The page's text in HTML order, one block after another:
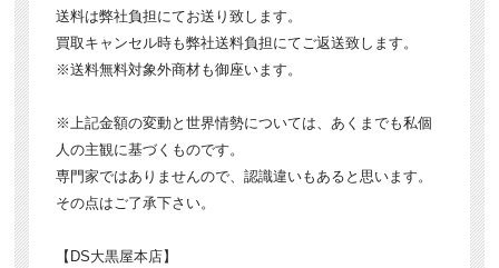
送料は弊社負担にてお送り致します。
買取キャンセル時も弊社送料負担にてご返送致します。
※送料無料対象外商材も御座います。
※上記金額の変動と世界情勢については、あくまでも私個
人の主観に基づくものです。
専門家ではありませんので、認識違いもあると思います。
その点はご了承下さい。
【DS大黒屋本店】